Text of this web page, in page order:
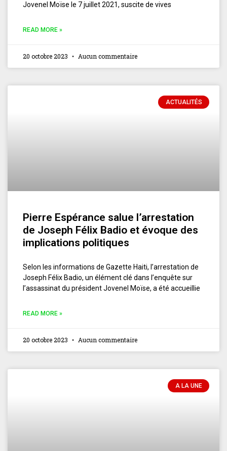
Jovenel Moïse le 7 juillet 2021, suscite de vives
READ MORE »
20 octobre 2023 Aucun commentaire
ACTUALITÉS
Pierre Espérance salue l’arrestation
de Joseph Félix Badio et évoque des
implications politiques
Selon les informations de Gazette Haiti, l’arrestation de
Joseph Félix Badio, un élément clé dans l’enquête sur
l’assassinat du président Jovenel Moïse, a été accueillie
READ MORE »
20 octobre 2023 Aucun commentaire
A LA UNE